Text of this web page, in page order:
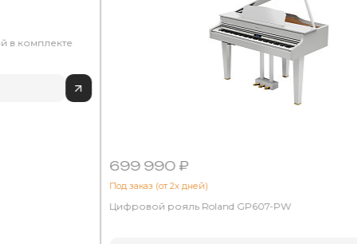
в комплекте
699 990 ₽
Под заказ (от 2х дней)
Цифровой рояль Roland GP607-PW